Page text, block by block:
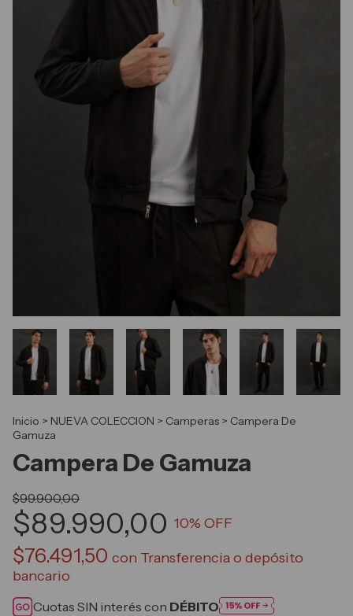
Inicio > NUEVA COLECCION > Camperas > Campera De
Gamuza
Campera De Gamuza
$99.900,00
$89.990,00 10% OFF
$76.491,50 con Transferencia o depósito
bancario
Cuotas SIN interés con DÉBITO